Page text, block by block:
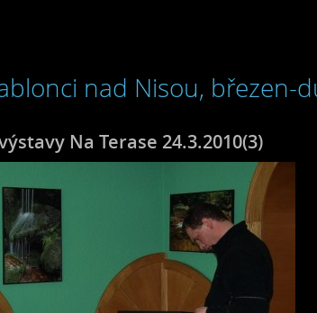
nad Nisou, březen-
Na Terase 24.3.2010(3)